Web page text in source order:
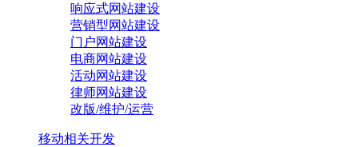
响应式网站建设
营销型网站建设
门户网站建设
电商网站建设
活动网站建设
律师网站建设
改版/维护/运营
移动相关开发